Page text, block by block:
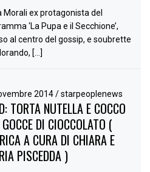
Morali ex protagonista del
‘La Pupa e il Secchione’,
al centro del gossip, e soubrette
[…]
2014/ starpeoplenews
TORTA NUTELLA E COCCO
DI CIOCCOLATO (
A CURA DI CHIARA E
PISCEDDA )